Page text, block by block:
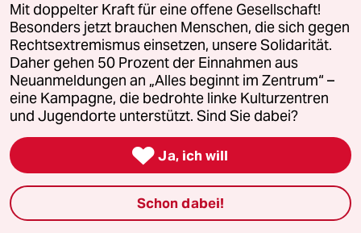
10 Ausgaben für 10 Euro
Mit doppelter Kraft für eine offene Gesellschaft!
Besonders jetzt brauchen Menschen, die sich gegen
Rechtsextremismus einsetzen, unsere Solidarität.
Daher gehen 50 Prozent der Einnahmen aus
Neuanmeldungen an „Alles beginnt im Zentrum“ –
eine Kampagne, die bedrohte linke Kulturzentren
und Jugendorte unterstützt. Sind Sie dabei?
 Ja, ich will
Schon dabei!